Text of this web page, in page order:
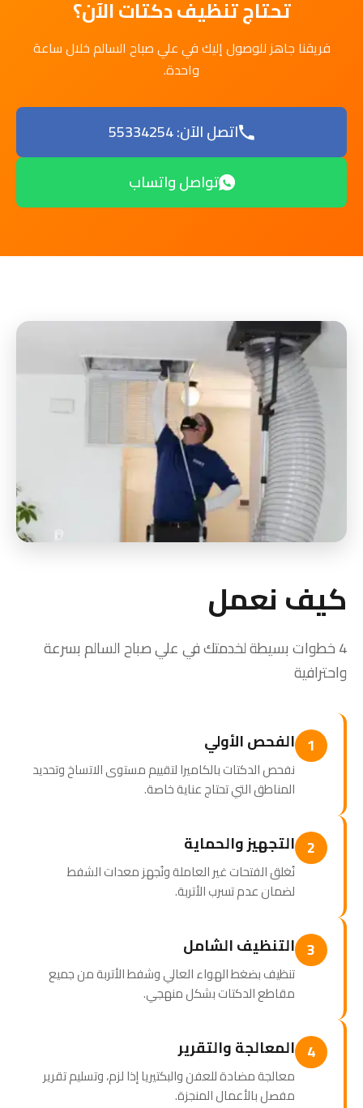
تحتاج تنظيف دكتات الآن؟
فريقنا جاهز للوصول إليك في علي صباح السالم خلال ساعة
واحدة.
اتصل الآن: 55334254
تواصل واتساب
كيف نعمل
4 خطوات بسيطة لخدمتك في علي صباح السالم بسرعة
واحترافية
1 الفحص الأولي
نفحص الدكتات بالكاميرا لتقييم مستوى الاتساخ وتحديد
المناطق التي تحتاج عناية خاصة.
2 التجهيز والحماية
نُغلق الفتحات غير العاملة ونُجهز معدات الشفط
لضمان عدم تسرب الأتربة.
3 التنظيف الشامل
تنظيف بضغط الهواء العالي وشفط الأتربة من جميع
مقاطع الدكتات بشكل منهجي.
4 المعالجة والتقرير
معالجة مضادة للعفن والبكتيريا إذا لزم، وتسليم تقرير
مفصل بالأعمال المنجزة.